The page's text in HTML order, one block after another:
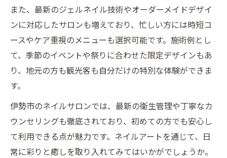
伊勢市で叶える韓国風ネイルアート体験
韓国ネイル好き必見の伊勢市ネイル情報
高コスパを求めるなら伊勢市ネイル選びが鍵
伊勢市ネイルで叶える高コスパの選び方
高品質で安い伊勢市ネイルの秘密とは
伊勢市でコスパ抜群ネイルを見つけるコツ
自爪を守る伊勢市のネイルアートのポイント
また、最新のジェルネイル技術やオーダーメイドデザイ
ンに対応したサロンも増えており、忙しい方には時短コ
ースやケア重視のメニューも選択可能です。施術例とし
て、季節のイベントや祭りに合わせた限定デザインもあ
り、地元の方も観光客も自分だけの特別な体験ができま
す。
伊勢市のネイルサロンでは、最新の衛生管理や丁寧なカ
ウンセリングも徹底されており、初めての方でも安心し
て利用できる点が魅力です。ネイルアートを通じて、日
常に彩りと癒しを取り入れてみてはいかがでしょうか。